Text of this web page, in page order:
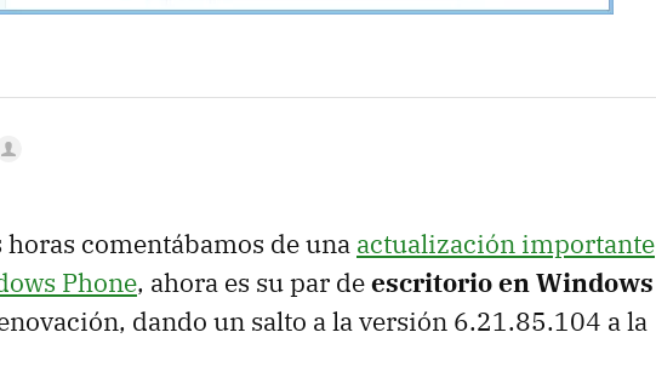
horas comentábamos de una actualización importante
Phone, ahora es su par deescritorio en Windows
dando un salto a la versión 6.21.85.104 a la